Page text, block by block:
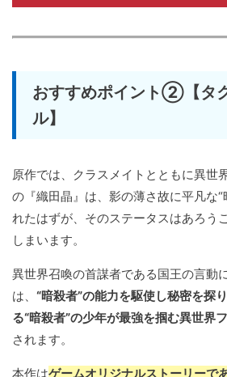
おすすめポイント②【タ
ル】
原作では、クラスメイトとともに異世
の『織田晶』は、影の薄さ故に平凡な“
れたはずが、そのステータスはあろう
しまいます。
異世界召喚の首謀者である国王の言動
は、 “暗殺者”の能力を駆使し秘密を探
る“暗殺者”の少年が最強を掴む異世界
されます。
本作はゲームオリジナルストーリーで